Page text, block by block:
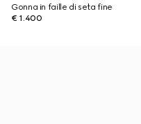
Gonna in faille di seta fine
€ 1.400